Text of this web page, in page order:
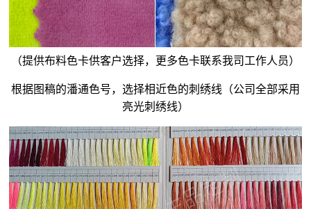
（提供布料色卡供客户选择，更多色卡联系我司工作人员）
根据图稿的潘通色号，选择相近色的刺绣线（公司全部采用
亮光刺绣线）